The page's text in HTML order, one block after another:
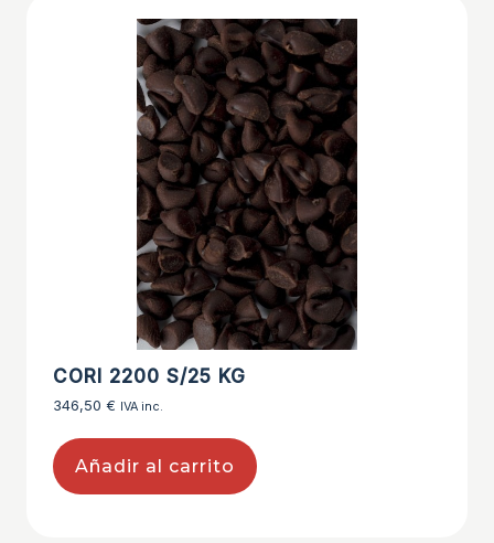
CORI 2200 S/25 KG
346,50 € IVA inc.
Añadir al carrito